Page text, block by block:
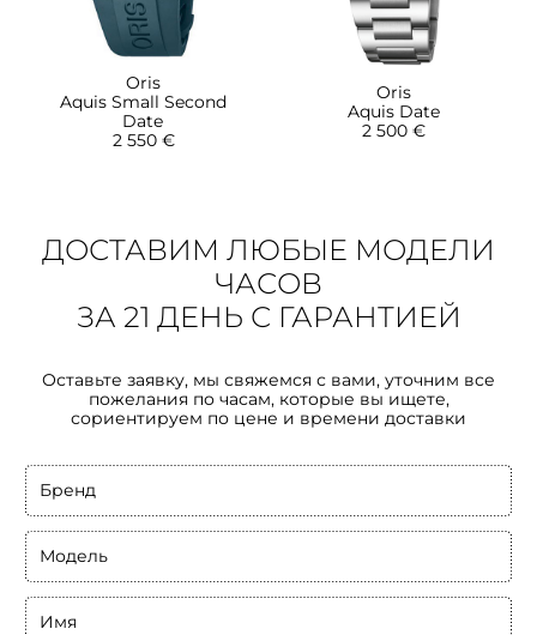
Oris
Aquis Small Second
Date
2 550 €
Oris
Aquis Date
2 500 €
ДОСТАВИМ ЛЮБЫЕ МОДЕЛИ
ЧАСОВ
ЗА 21 ДЕНЬ С ГАРАНТИЕЙ
Оставьте заявку, мы свяжемся с вами, уточним все
пожелания по часам, которые вы ищете,
сориентируем по цене и времени доставки
Бренд
Модель
Имя